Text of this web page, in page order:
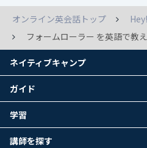
オンライン英会話トップ
フォームローラー を英語で教
ネイティブキャンプ
ガイド
学習
講師を探す